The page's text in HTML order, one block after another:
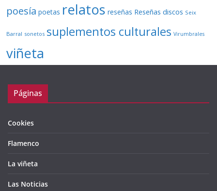
poesía poetas relatos reseñas Reseñas discos Seix
Barral sonetos suplementos culturales Virumbrales
viñeta
Páginas
Cookies
Flamenco
La viñeta
Las Noticias